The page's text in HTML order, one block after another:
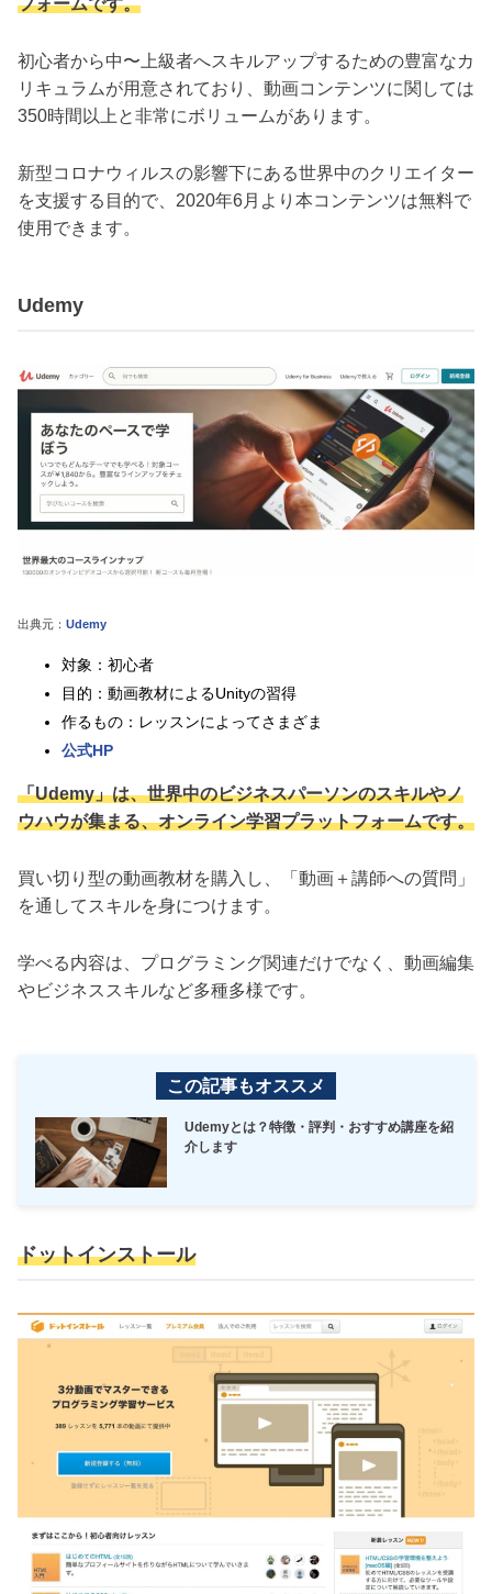
初心者から中〜上級者へスキルアップするための豊富なカ
リキュラムが用意されており、動画コンテンツに関しては
350時間以上と非常にボリュームがあります。
新型コロナウィルスの影響下にある世界中のクリエイター
を支援する目的で、2020年6月より本コンテンツは無料で
使用できます。
Udemy
出典元： Udemy
対象：初心者
目的：動画教材によるUnityの習得
作るもの：レッスンによってさまざま
公式HP
「Udemy」は、世界中のビジネスパーソンのスキルやノ
ウハウが集まる、オンライン学習プラットフォームです。
買い切り型の動画教材を購入し、「動画＋講師への質問」
を通してスキルを身につけます。
学べる内容は、プログラミング関連だけでなく、動画編集
やビジネススキルなど多種多様です。
この記事もオススメ
Udemyとは？特徴・評判・おすすめ講座を紹
介します
ドットインストール